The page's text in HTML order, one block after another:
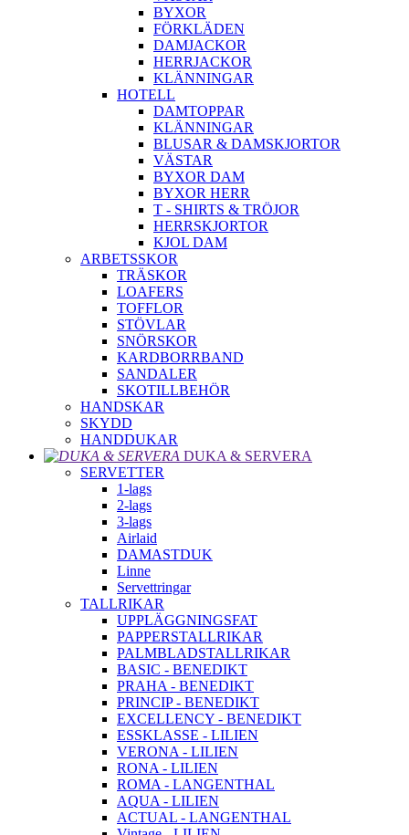
BYXOR
FÖRKLÄDEN
DAMJACKOR
HERRJACKOR
KLÄNNINGAR
HOTELL
DAMTOPPAR
KLÄNNINGAR
BLUSAR & DAMSKJORTOR
VÄSTAR
BYXOR DAM
BYXOR HERR
T - SHIRTS & TRÖJOR
HERRSKJORTOR
KJOL DAM
ARBETSSKOR
TRÄSKOR
LOAFERS
TOFFLOR
STÖVLAR
SNÖRSKOR
KARDBORRBAND
SANDALER
SKOTILLBEHÖR
HANDSKAR
SKYDD
HANDDUKAR
DUKA & SERVERA
SERVETTER
1-lags
2-lags
3-lags
Airlaid
DAMASTDUK
Linne
Servettringar
TALLRIKAR
UPPLÄGGNINGSFAT
PAPPERSTALLRIKAR
PALMBLADSTALLRIKAR
BASIC - BENEDIKT
PRAHA - BENEDIKT
PRINCIP - BENEDIKT
EXCELLENCY - BENEDIKT
ESSKLASSE - LILIEN
VERONA - LILIEN
RONA - LILIEN
ROMA - LANGENTHAL
AQUA - LILIEN
ACTUAL - LANGENTHAL